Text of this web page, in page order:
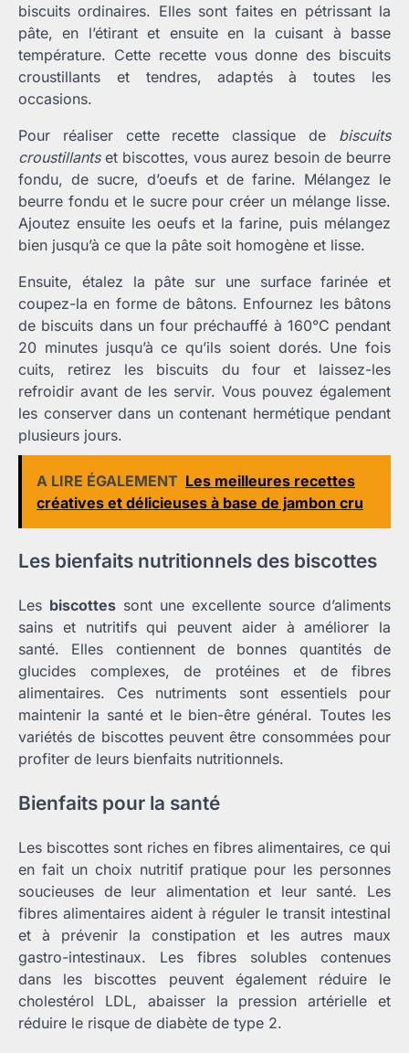
biscuits ordinaires. Elles sont faites en pétrissant la
pâte, en l’étirant et ensuite en la cuisant à basse
température. Cette recette vous donne des biscuits
croustillants et tendres, adaptés à toutes les
occasions.
Pour réaliser cette recette classique de biscuits
croustillantset biscottes, vous aurez besoin de beurre
fondu, de sucre, d’oeufs et de farine. Mélangez le
beurre fondu et le sucre pour créer un mélange lisse.
Ajoutez ensuite les oeufs et la farine, puis mélangez
bien jusqu’à ce que la pâte soit homogène et lisse.
Ensuite, étalez la pâte sur une surface farinée et
coupez-la en forme de bâtons. Enfournez les bâtons
de biscuits dans un four préchauffé à 160°C pendant
20 minutes jusqu’à ce qu’ils soient dorés. Une fois
cuits, retirez les biscuits du four et laissez-les
refroidir avant de les servir. Vous pouvez également
les conserver dans un contenant hermétique pendant
plusieurs jours.
A LIRE ÉGALEMENT Les meilleures recettes
créatives et délicieuses à base de jambon cru
Les bienfaits nutritionnels des biscottes
Les biscottes sont une excellente source d’aliments
sains et nutritifs qui peuvent aider à améliorer la
santé. Elles contiennent de bonnes quantités de
glucides complexes, de protéines et de fibres
alimentaires. Ces nutriments sont essentiels pour
maintenir la santé et le bien-être général. Toutes les
variétés de biscottes peuvent être consommées pour
profiter de leurs bienfaits nutritionnels.
Bienfaits pour la santé
Les biscottes sont riches en fibres alimentaires, ce qui
en fait un choix nutritif pratique pour les personnes
soucieuses de leur alimentation et leur santé. Les
fibres alimentaires aident à réguler le transit intestinal
et à prévenir la constipation et les autres maux
gastro-intestinaux. Les fibres solubles contenues
dans les biscottes peuvent également réduire le
cholestérol LDL, abaisser la pression artérielle et
réduire le risque de diabète de type 2.